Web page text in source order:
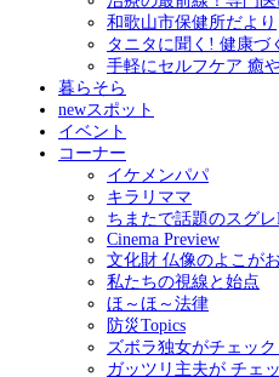
和歌山市保健所だより
タニタに聞く! 健康づ
手軽にセルフケア 癒
暮らそら
newスポット
イベント
コーナー
イケメンパパ
キラリママ
ちまたで話題のスグ
Cinema Preview
文化財 仏像のよこがお
私たちの視線と始点
ほ～ほ～法律
防災Topics
ズボラ独女がチェッ
ガッツリ主夫が チェ